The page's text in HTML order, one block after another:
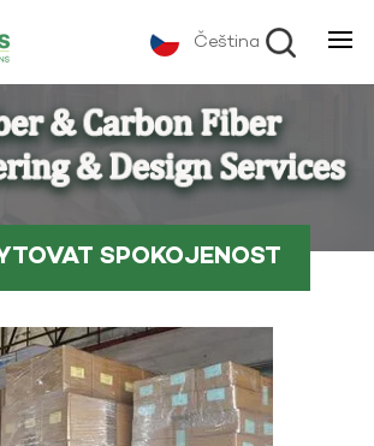
Čeština
SPOKOJENOST